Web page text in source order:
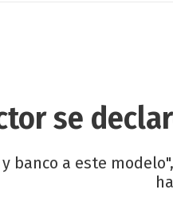
se
banco a este